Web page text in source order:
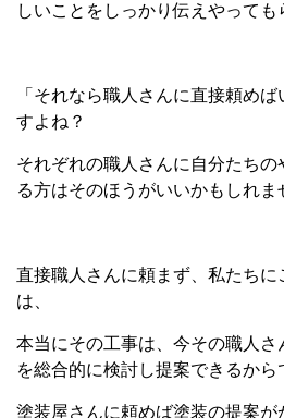
しいことをしっかり伝えやっても
「それなら職人さんに直接頼め
すよね？
それぞれの職人さんに自分たち
る方はそのほうがいいかもしれま
直接職人さんに頼まず、私たちに
は、
本当にその工事は、今その職人さ
を総合的に検討し提案できるから
塗装屋さんに頼めば塗装の提案が